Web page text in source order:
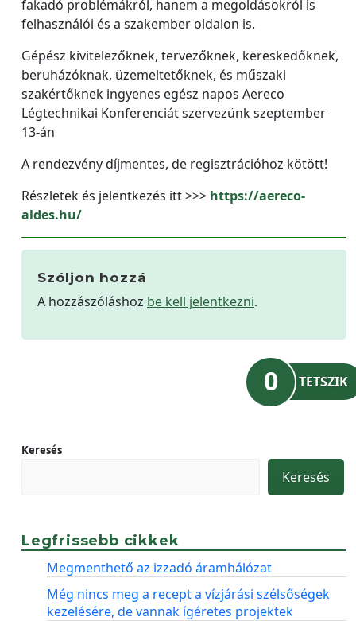
fakadó problémákról, hanem a megoldásokról is
felhasználói és a szakember oldalon is.
Gépész kivitelezőknek, tervezőknek, kereskedőknek,
beruházóknak, üzemeltetőknek, és műszaki
szakértőknek ingyenes egész napos Aereco
Légtechnikai Konferenciát szervezünk szeptember
13-án
A rendezvény díjmentes, de regisztrációhoz kötött!
Részletek és jelentkezés itt >>> https://aereco-
aldes.hu/
Szóljon hozzá
A hozzászóláshoz be kell jelentkezni.
0 TETSZIK
Keresés
Keresés
Legfrissebb cikkek
Megmenthető az izzadó áramhálózat
Még nincs meg a recept a vízjárási szélsőségek
kezelésére, de vannak ígéretes projektek